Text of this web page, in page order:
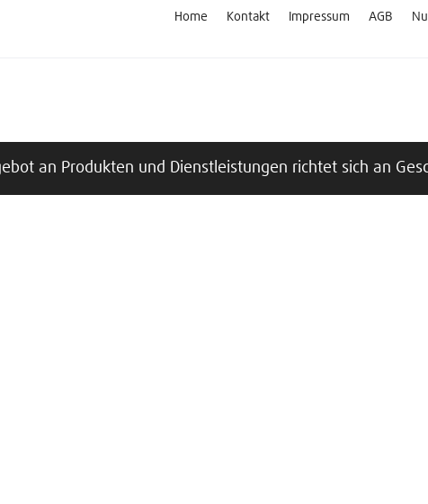
Home Kontakt Impressum AGB
an Produkten und Dienstleistungen richtet sich an